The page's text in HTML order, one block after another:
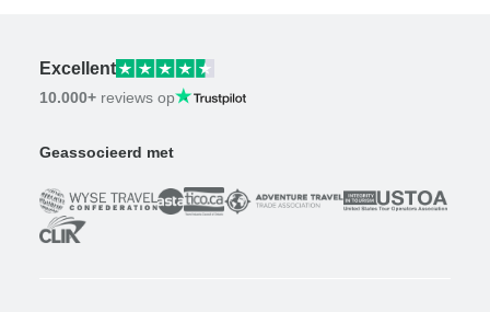
Excellent
10.000+ reviews op
Geassocieerd met